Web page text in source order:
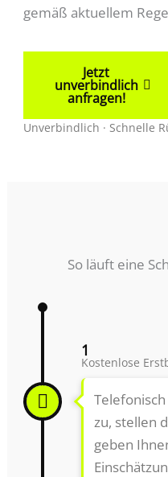
gemäß aktuellem
Jetzt
unverbindlich
anfragen!
Unverbindlich · Schnelle
So läuft eine
1
Kostenlose
zu, stellen
geben